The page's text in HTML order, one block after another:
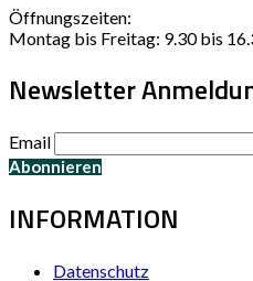
Öffnungszeiten:
Montag bis Freitag: 9.30 bis
Newsletter
Email
INFORMATION
Datenschutz